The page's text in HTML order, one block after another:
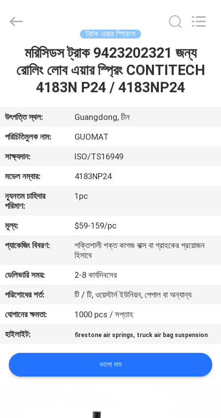
আমাদের
সম্পর্কে
কারখানা
ভ্রমণ
নিয়ন্ত্রণ
করুন
উদ্ধৃতির
জন্য
সাইট
ট্রাক এয়ার স্প্রিংস
মরিসিডস ট্রাক 9423202321 জন্য
রোলিং লোব এয়ার স্প্রিং CONTITECH
4183N P24 / 4183NP24
উৎপত্তি স্থল:
Guangdong, চীন
পরিচিতিমুলক নাম:
GUOMAT
সাক্ষ্যদান:
ISO/TS16949
মডেল নম্বার:
4183NP24
ন্যূনতম চাহিদার
পরিমাণ:
1pc
মূল্য:
$59-159/pc
প্যাকেজিং বিবরণ:
শক্তিশালী শক্ত কাগজ বাক্স বা গ্রাহকের প্রয়োজন
হিসাবে
ডেলিভারি সময়:
2-8 কার্যদিবসের
পরিশোধের শর্ত:
টি / টি, ওয়েস্টার্ন ইউনিয়ন, পেপাল বা অন্যান্য
যোগানের ক্ষমতা:
1000 pcs / সপ্তাহ
হাইলাইট:
firestone air springs, truck air bag suspension
ভালো দাম